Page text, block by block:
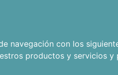
navegación con los
productos y servicios